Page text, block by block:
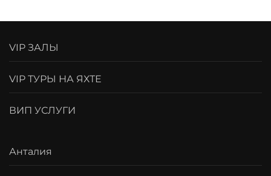
VIP ЗАЛЫ
VIP ТУРЫ НА ЯХТЕ
ВИП УСЛУГИ
Анталия